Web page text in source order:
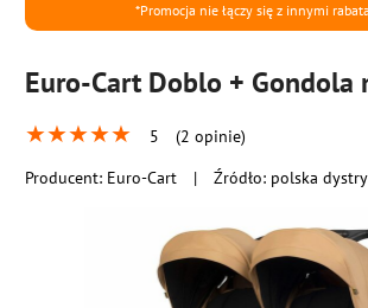
*Promocja nie łączy się z innymi
Euro-Cart Doblo + Gondola
★★★★★ 5 (2 opinie)
Producent: Euro-Cart | Źródło: polska